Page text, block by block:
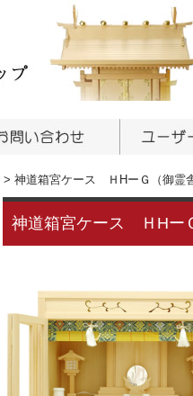
> 神道箱宮ケース ＨHーＧ（御霊
神道箱宮ケース ＨHー